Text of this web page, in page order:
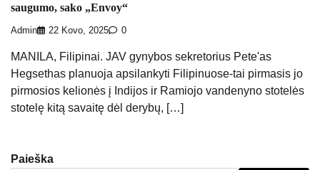
saugumo, sako „Envoy“
Admin 22 Kovo, 2025 0
MANILA, Filipinai. JAV gynybos sekretorius Pete'as
Hegsethas planuoja apsilankyti Filipinuose-tai pirmasis jo
pirmosios kelionės į Indijos ir Ramiojo vandenyno stotelės
stotelę kitą savaitę dėl derybų, […]
Paieška